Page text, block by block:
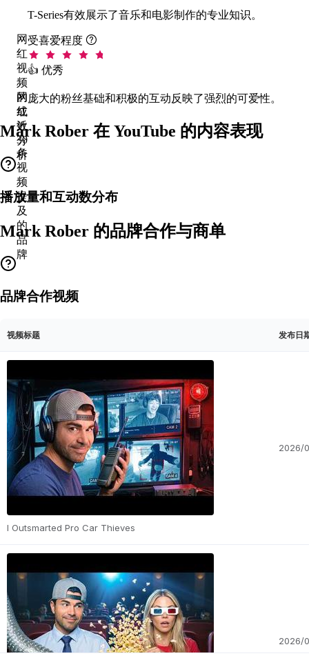
T-Series有效展示了音乐和电影制作的专业知识。
受喜爱程度 
👍 优秀
庞大的粉丝基础和积极的互动反映了强烈的可爱性。
Mark Rober 在 YouTube 的内容表现
网
红
视
频
的
成
效
分
析
播放量和互动数分布
Mark Rober 的品牌合作与商单
网
红
近
30
条
视
频
提
及
的
品
牌
品牌合作视频
发布日
2026/
2026/
视频标题
I Outsmarted Pro Car Thieves